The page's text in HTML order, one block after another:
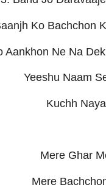
Ko Bachchon
Aankhon Ne Na
Yeeshu Naam
Kuchh
Mere Ghar
Mere